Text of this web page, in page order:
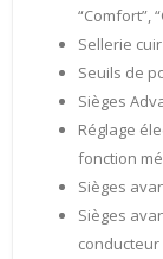
“Comfort”,
Sellerie
Seuils de
Sièges
Réglage
fonction
Sièges
Sièges
conducteur